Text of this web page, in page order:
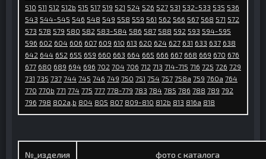
510 511 512 512b 515 517 519 521 524 526 527 531 532-533 535 536
543 544-545 546 548 549 558 559 561 562 566 567 568 571 572
573 578 579 580 582 583-584 586 587 588 592 593 594-595
596 602 604 606 607 609 610 613 620 624 627 631 633 637 638
642 644 652 655 659 660 663 664 665 666 667 668 669 670 676
677 680 689 694 696 702 704 706 712 713 714-715 716 725 726 729
731 735 737 744 745 746 749 750 751 754 757 758a 759 760а 764
770 770b 771 774 775 777 778-779 783 784 785 786 788 789 792
796 798 802a,b 804 805 807 809-810 812b 813 816a 818
№_изделия фото с каталога